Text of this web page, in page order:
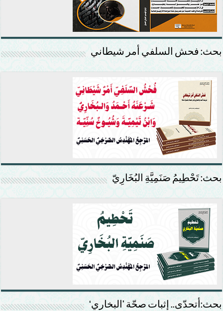
بحث: فحش السلفي أمر شيطاني
بحث: تَحْطِيمُ صَنَمِيَّةِ البُخَارِيّ
بحث:أتحدّى.. إثبات صحّة ’البخاري‘